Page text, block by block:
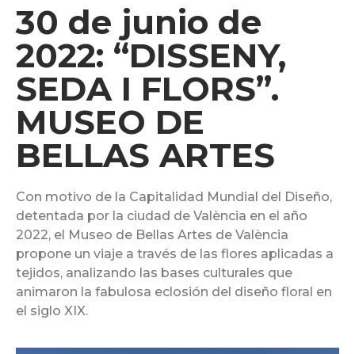
30 de junio de
2022: “DISSENY,
SEDA I FLORS”.
MUSEO DE
BELLAS ARTES
Con motivo de la Capitalidad Mundial del Diseño,
detentada por la ciudad de València en el año
2022, el Museo de Bellas Artes de València
propone un viaje a través de las flores aplicadas a
tejidos, analizando las bases culturales que
animaron la fabulosa eclosión del diseño floral en
el siglo XIX.